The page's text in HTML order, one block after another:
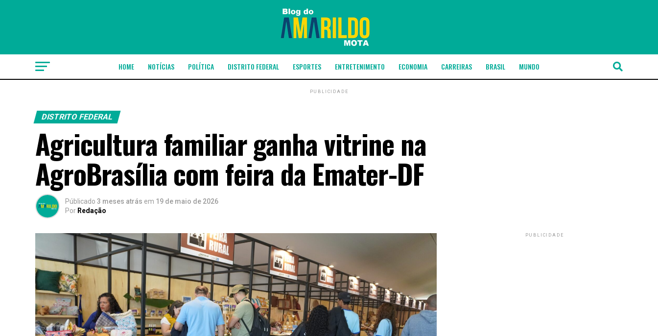
HOME NOTÍCIAS POLÍTICA DISTRITO FEDERAL ESPORTES ENTRETENIMENTO ECONOMIA CARREIRAS BRASIL MUNDO
PUBLICIDADE
DISTRITO FEDERAL
Agricultura familiar ganha vitrine na
AgroBrasília com feira da Emater-DF
Públicado 3 meses atrás em 19 de maio de 2026
Por Redação
PUBLICIDADE